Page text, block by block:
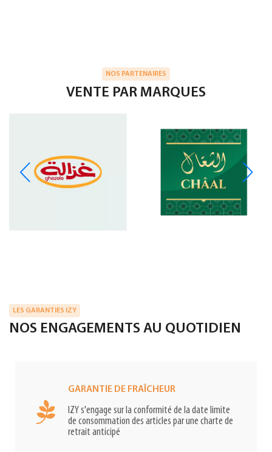
NOS PARTENAIRES
VENTE PAR MARQUES
LES GARANTIES IZY
NOS ENGAGEMENTS AU QUOTIDIEN
GARANTIE DE FRAÎCHEUR
IZY s'engage sur la conformité de la date limite
de consommation des articles par une charte de
retrait anticipé